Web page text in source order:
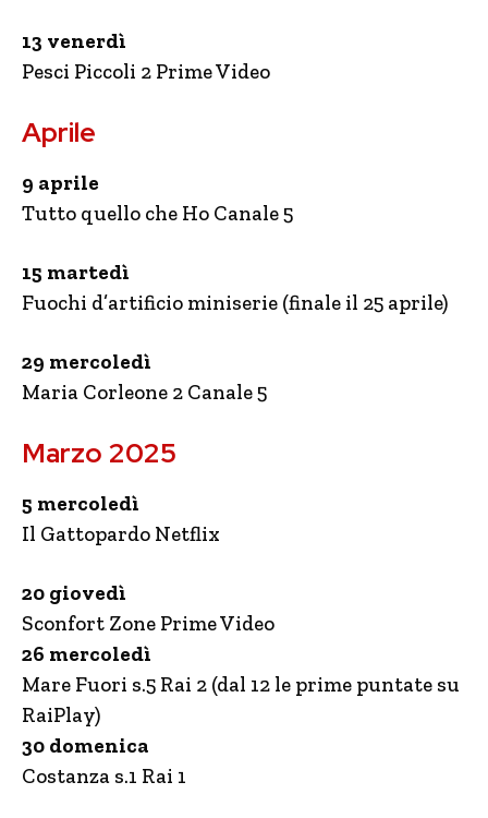
13 venerdì
Pesci Piccoli 2 Prime Video
Aprile
9 aprile
Tutto quello che Ho Canale 5
15 martedì
Fuochi d’artificio miniserie (finale il 25 aprile)
29 mercoledì
Maria Corleone 2 Canale 5
Marzo 2025
5 mercoledì
Il Gattopardo Netflix
20 giovedì
Sconfort Zone Prime Video
26 mercoledì
Mare Fuori s.5 Rai 2 (dal 12 le prime puntate su
RaiPlay)
30 domenica
Costanza s.1 Rai 1